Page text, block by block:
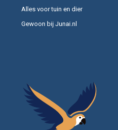
Alles voor tuin en dier
Gewoon bij Junai.nl